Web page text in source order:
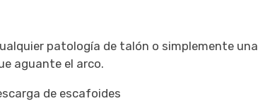
patología de talón o simplemente una
aguante el arco.
de escafoides